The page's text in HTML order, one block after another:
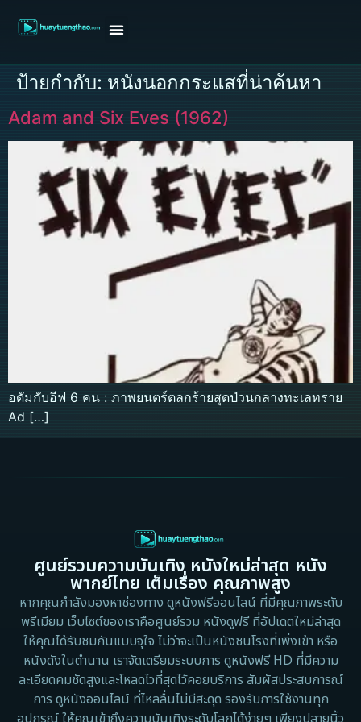
ป้ายกำกับ: หนังนอกกระแสที่น่าค้นหา
Adam and Six Eves (1962)
อดัมกับอีฟ 6 คน : ภาพยนตร์ตลกร้ายสุดป่วนกลางทะเลทราย
Ad […]
ศูนย์รวมความบันเทิง หนังใหม่ล่าสุด หนัง
พากย์ไทย เต็มเรื่อง คุณภาพสูง
หากคุณกำลังมองหาช่องทาง ดูหนังฟรีออนไลน์ ที่มีคุณภาพระดับ
พรีเมียม เว็บไซต์ของเราคือศูนย์รวม หนังดูฟรี ที่อัปเดตใหม่ล่าสุด
ให้คุณได้รับชมกันแบบจุใจ ไม่ว่าจะเป็นหนังชนโรงที่เพิ่งเข้า หรือ
หนังดังในตำนาน เราจัดเตรียมระบบการ ดูหนังฟรี HD ที่มีความ
ละเอียดคมชัดสูงและโหลดไวที่สุดไว้คอยบริการ สัมผัสประสบการณ์
การ ดูหนังออนไลน์ ที่ไหลลื่นไม่มีสะดุด รองรับการใช้งานทุก